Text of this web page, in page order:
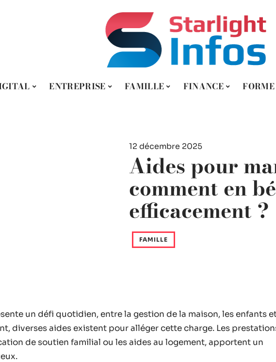
ENTREPRISE FAMILLE FINANCE FORME
12 décembre 2025
Aides pour
comment en
efficacement ?
FAMILLE
un défi quotidien, entre la gestion de la maison, les enfants
diverses aides existent pour alléger cette charge. Les
de soutien familial ou les aides au logement, apportent un